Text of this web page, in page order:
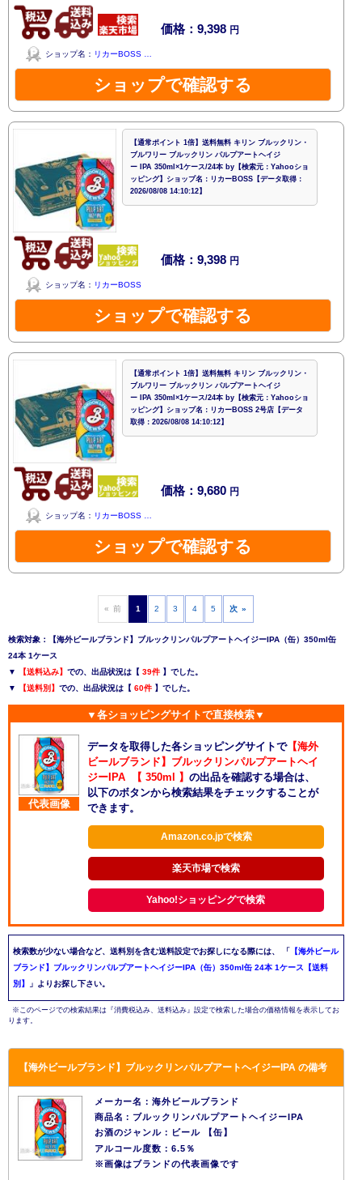
価格：9,398 円
ショップ名： リカーBOSS …
ショップで確認する
【通常ポイント 1倍】送料無料 キリン ブルックリン・
ブルワリー ブルックリン パルプアートヘイジ
ー IPA 350ml×1ケース/24本 by【検索元：Yahooショ
ッピング】ショップ名：リカーBOSS【データ取得：
2026/08/08 14:10:12】
価格：9,398 円
ショップ名： リカーBOSS
ショップで確認する
【通常ポイント 1倍】送料無料 キリン ブルックリン・
ブルワリー ブルックリン パルプアートヘイジ
ー IPA 350ml×1ケース/24本 by【検索元：Yahooショ
ッピング】ショップ名：リカーBOSS 2号店【データ
取得：2026/08/08 14:10:12】
価格：9,680 円
ショップ名： リカーBOSS …
ショップで確認する
« 前 1 2 3 4 5 次 »
検索対象：【海外ビールブランド】ブルックリンパルプアートヘイジーIPA（缶）350ml缶
24本 1ケース
▼
【送料込み】 での、出品状況は【 39件 】でした。
▼
【送料別】 での、出品状況は【 60件 】でした。
▼各ショッピングサイトで直接検索▼
代表画像
データを取得した各ショッピングサイトで【海外
ビールブランド】ブルックリンパルプアートヘイ
ジーIPA 【 350ml 】 の出品を確認する場合は、
以下のボタンから検索結果をチェックすることが
できます。
Amazon.co.jpで検索
楽天市場で検索
Yahoo!ショッピングで検索
検索数が少ない場合など、送料別を含む送料設定でお探しになる際には、 「 【海外ビール
ブランド】ブルックリンパルプアートヘイジーIPA（缶）350ml缶 24本 1ケース【送料
別】
」よりお探し下さい。
※このページでの検索結果は『消費税込み、送料込み』設定で検索した場合の価格情報を表示してお
ります。
【海外ビールブランド】ブルックリンパルプアートヘイジーIPA の備考
メーカー名：海外ビールブランド
商品名：ブルックリンパルプアートヘイジーIPA
お酒のジャンル：ビール 【缶】
アルコール度数：6.5％
※画像はブランドの代表画像です